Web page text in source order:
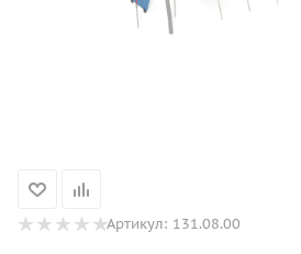
Артикул: 131.08.00